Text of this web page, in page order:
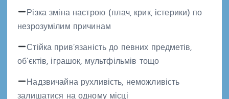
Різка зміна настрою (плач, крик, істерики) по
незрозумілим причинам
Стійка прив’язаність до певних предметів,
об’єктів, іграшок, мультфільмів тощо
Надзвичайна рухливість, неможливість
залишатися на одному місці